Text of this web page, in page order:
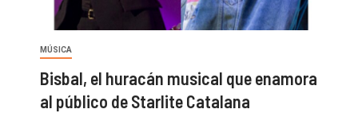
MÚSICA
Bisbal, el huracán musical que enamora
al público de Starlite Catalana